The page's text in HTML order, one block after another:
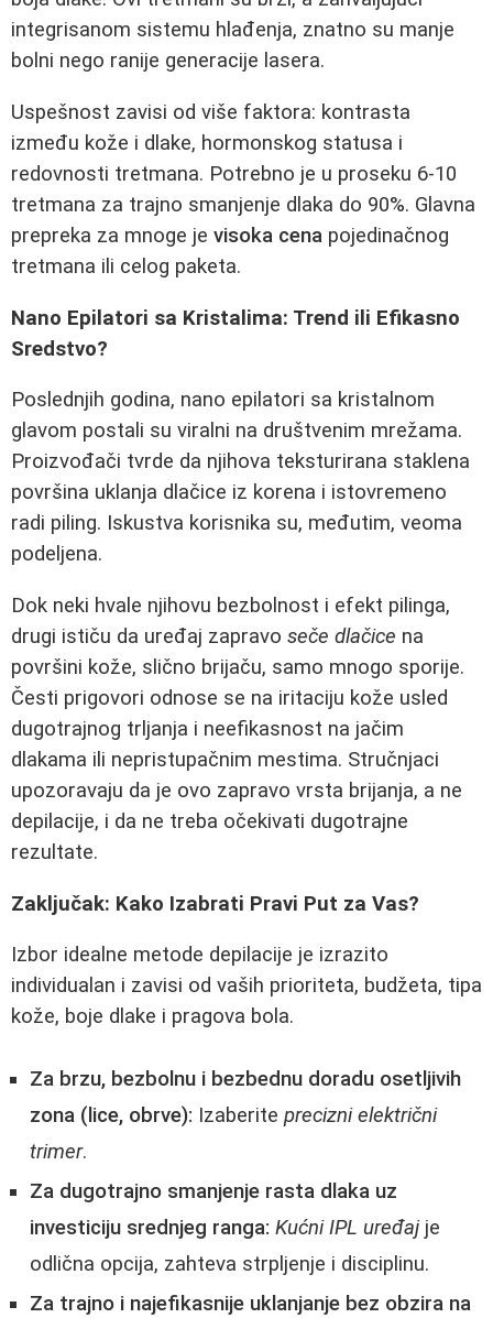
integrisanom sistemu hlađenja, znatno su manje
bolni nego ranije generacije lasera.
Uspešnost zavisi od više faktora: kontrasta
između kože i dlake, hormonskog statusa i
redovnosti tretmana. Potrebno je u proseku 6-10
tretmana za trajno smanjenje dlaka do 90%. Glavna
prepreka za mnoge je visoka cena pojedinačnog
tretmana ili celog paketa.
Nano Epilatori sa Kristalima: Trend ili Efikasno
Sredstvo?
Poslednjih godina, nano epilatori sa kristalnom
glavom postali su viralni na društvenim mrežama.
Proizvođači tvrde da njihova teksturirana staklena
površina uklanja dlačice iz korena i istovremeno
radi piling. Iskustva korisnika su, međutim, veoma
podeljena.
Dok neki hvale njihovu bezbolnost i efekt pilinga,
drugi ističu da uređaj zapravo seče dlačice na
površini kože, slično brijaču, samo mnogo sporije.
Česti prigovori odnose se na iritaciju kože usled
dugotrajnog trljanja i neefikasnost na jačim
dlakama ili nepristupačnim mestima. Stručnjaci
upozoravaju da je ovo zapravo vrsta brijanja, a ne
depilacije, i da ne treba očekivati dugotrajne
rezultate.
Zaključak: Kako Izabrati Pravi Put za Vas?
Izbor idealne metode depilacije je izrazito
individualan i zavisi od vaših prioriteta, budžeta, tipa
kože, boje dlake i pragova bola.
Za brzu, bezbolnu i bezbednu doradu osetljivih
zona (lice, obrve): Izaberite precizni električni
trimer.
Za dugotrajno smanjenje rasta dlaka uz
investiciju srednjeg ranga: Kućni IPL uređajje
odlična opcija, zahteva strpljenje i disciplinu.
Za trajno i najefikasnije uklanjanje bez obzira na